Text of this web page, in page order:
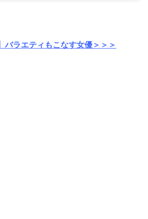
バラエティもこなす女優＞＞＞